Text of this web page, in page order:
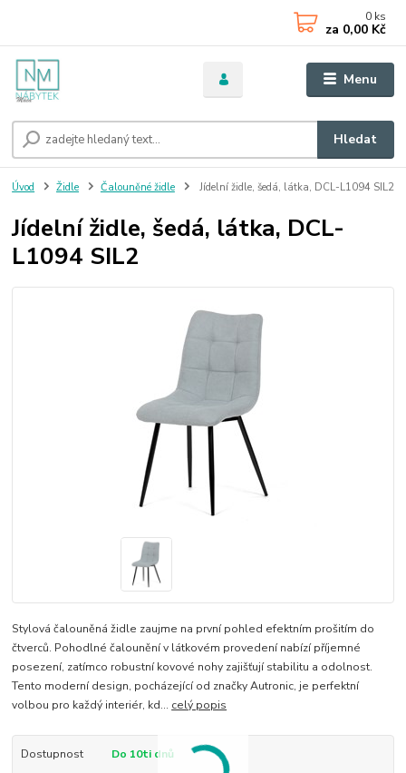
Menu
Hledat
0 ks
za 0,00 Kč
Úvod Židle Čalouněné židle Jídelní židle, šedá, látka, DCL-L1094 SIL2
Jídelní židle, šedá, látka, DCL-
L1094 SIL2
Stylová čalouněná židle zaujme na první pohled efektním prošitím do
čtverců. Pohodlné čalounění v látkovém provedení nabízí příjemné
posezení, zatímco robustní kovové nohy zajišťují stabilitu a odolnost.
Tento moderní design, pocházející od značky Autronic, je perfektní
volbou pro každý interiér, kd... celý popis
Dostupnost Do 10ti dnů